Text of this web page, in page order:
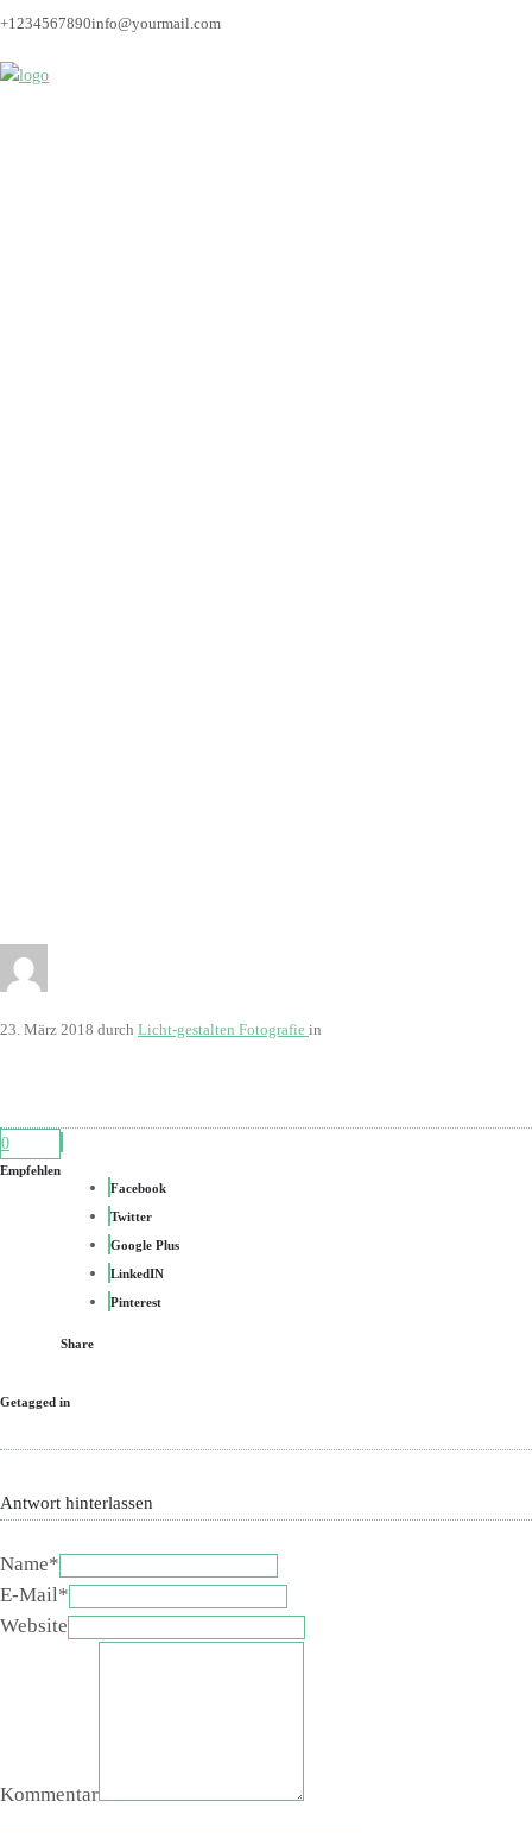
+1234567890info@yourmail.com
23. März 2018 durch Licht-gestalten Fotografie in
0
Empfehlen
Facebook
Twitter
Google Plus
LinkedIN
Pinterest
Share
Getagged in
Antwort hinterlassen
Name*
E-Mail*
Website
Kommentar